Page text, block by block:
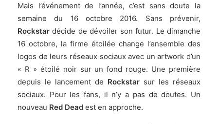
Mais l’événement de l’année, c’est sans doute la
semaine du 16 octobre 2016. Sans prévenir,
Rockstar décide de dévoiler son futur. Le dimanche
16 octobre, la firme étoilée change l’ensemble des
logos de leurs réseaux sociaux avec un artwork d’un
« R » étoilé noir sur un fond rouge. Une première
depuis le lancement de Rockstar sur les réseaux
sociaux. Pour les fans, il n’y a pas de doutes. Un
nouveau Red Dead est en approche.